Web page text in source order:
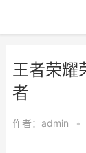
王者荣耀
者
作者： admin •